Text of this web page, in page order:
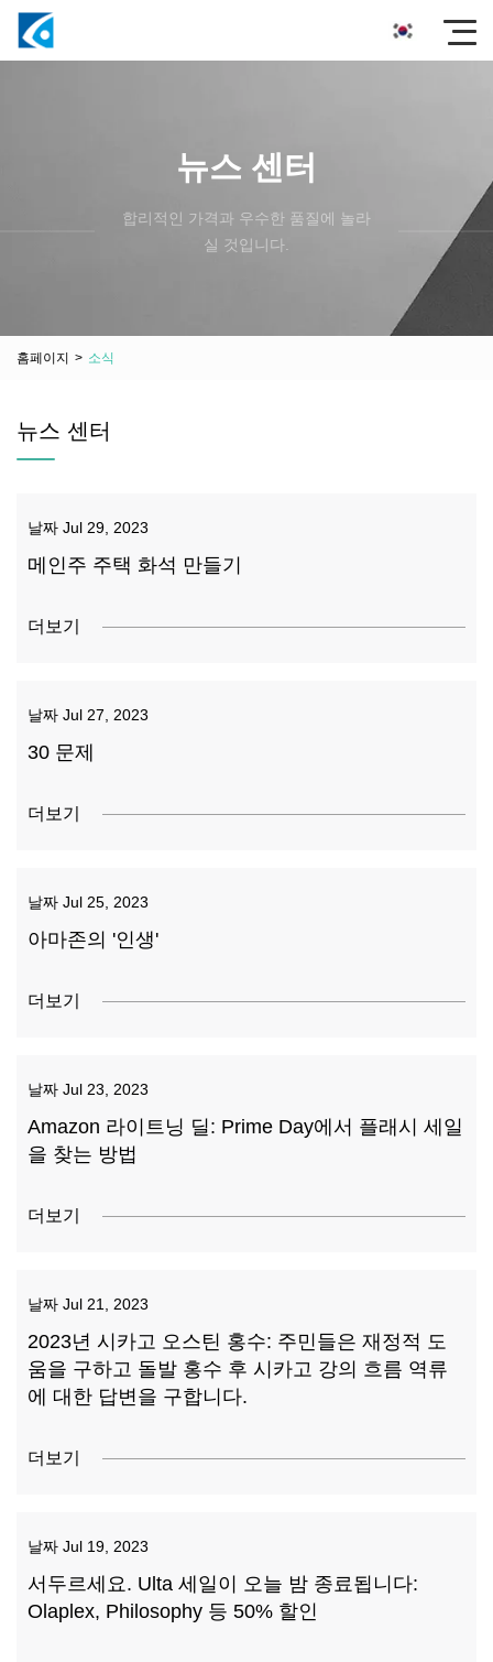
뉴스 센터
합리적인 가격과 우수한 품질에 놀라
실 것입니다.
홈페이지 > 소식
뉴스 센터
날짜 Jul 29, 2023
메인주 주택 화석 만들기
더보기
날짜 Jul 27, 2023
30 문제
더보기
날짜 Jul 25, 2023
아마존의 '인생'
더보기
날짜 Jul 23, 2023
Amazon 라이트닝 딜: Prime Day에서 플래시 세일
을 찾는 방법
더보기
날짜 Jul 21, 2023
2023년 시카고 오스틴 홍수: 주민들은 재정적 도
움을 구하고 돌발 홍수 후 시카고 강의 흐름 역류
에 대한 답변을 구합니다.
더보기
날짜 Jul 19, 2023
서두르세요. Ulta 세일이 오늘 밤 종료됩니다:
Olaplex, Philosophy 등 50% 할인